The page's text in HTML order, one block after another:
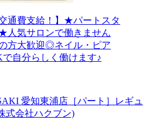
通費支給！】★パートスタ
人気サロンで働きません
方大歓迎◎ネイル・ピア
自分らしく働けます♪
愛知東浦店［パート］レギュ
式会社ハクブン)